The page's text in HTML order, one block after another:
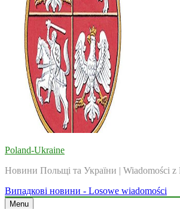
Poland-Ukraine
Новини Польщі та України | Wiadomości
Випадкові новини - Losowe wiadomości
Menu